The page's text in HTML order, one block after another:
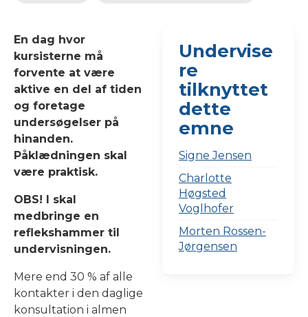
En dag hvor
kursisterne må
forvente at være
aktive en del af tiden
og foretage
undersøgelser på
hinanden.
Påklædningen skal
være praktisk.
OBS! I skal
medbringe en
reflekshammer til
undervisningen.
Mere end 30 % af alle
kontakter i den daglige
konsultation i almen
Undervise
re
tilknyttet
dette
emne
Signe Jensen
Charlotte
Høgsted
Voglhofer
Morten Rossen-
Jørgensen